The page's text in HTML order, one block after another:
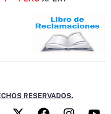
RESERVADOS.
X
F
I
Y